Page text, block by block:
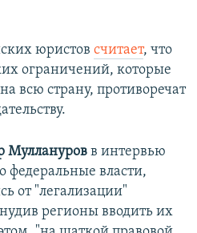
юристов считает, что
ограничений, которые
всю страну, противоречат
Муллануров в интервью
федеральные власти,
от "легализации"
регионы вводить их